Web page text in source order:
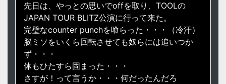
先日は、やっとの思いでoffを取り、TOOLの
JAPAN TOUR BLITZ公演に行って来た。
完璧なcounter punchを喰らった・・・（冷汗）
脳ミソをいくら回転させても奴らには追いつか
ず・・・
体もひたすら固まった・・・
さすが！って言うか・・・何だったんだろ